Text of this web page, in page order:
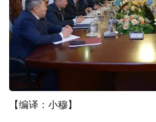
【编译：小穆】